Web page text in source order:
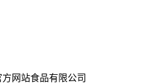
网站食品有限公司